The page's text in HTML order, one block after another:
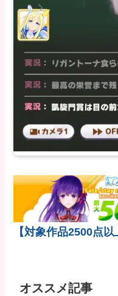
【対象作品2500点
オススメ記事